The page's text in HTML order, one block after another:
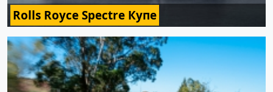
Rolls Royce Spectre Купе